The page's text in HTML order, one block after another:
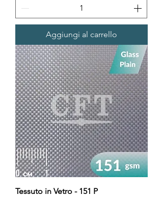
Aggiungi al carrello
Tessuto in Vetro - 151 P